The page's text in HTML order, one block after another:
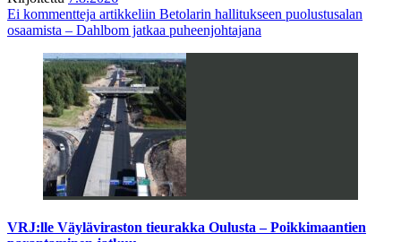
Ei kommentteja artikkeliin Betolarin hallitukseen puolustusalan
osaamista – Dahlbom jatkaa puheenjohtajana
VRJ:lle Väyläviraston tieurakka Oulusta – Poikkimaantien